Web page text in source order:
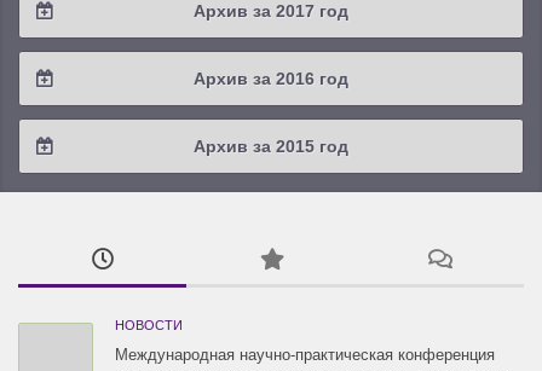
2020 / #1
2019 / #1
2018 / #3
2018 / #1
Архив за 2017 год
2017 / #4
2017 / #3
Архив за 2016 год
2016 / #4
2016 / #3
Архив за 2015 год
2015 / #3
2015 / #2
НОВОСТИ
Международная научно-практическая конференция